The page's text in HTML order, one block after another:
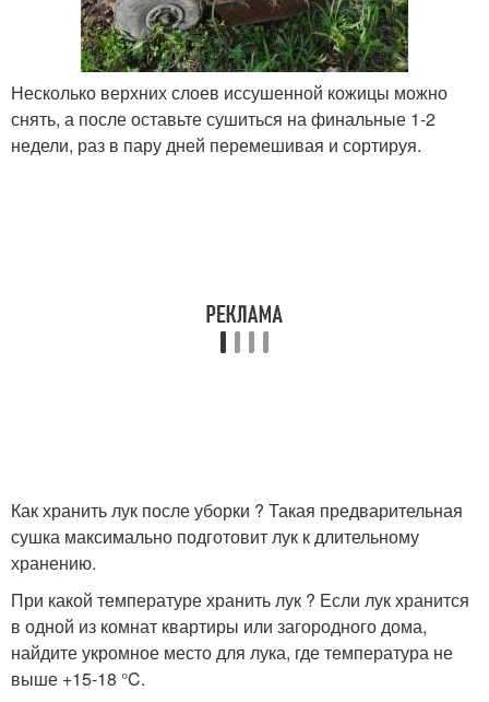
Несколько верхних слоев иссушенной кожицы можно
снять, а после оставьте сушиться на финальные 1-2
недели, раз в пару дней перемешивая и сортируя.
Как хранить лук после уборки ? Такая предварительная
сушка максимально подготовит лук к длительному
хранению.
При какой температуре хранить лук ? Если лук хранится
в одной из комнат квартиры или загородного дома,
найдите укромное место для лука, где температура не
выше +15-18 °C.